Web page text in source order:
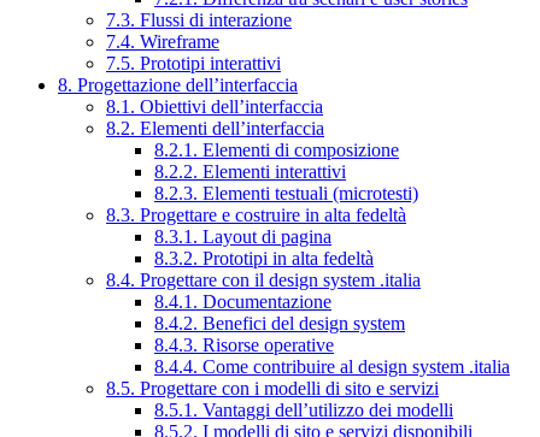
7.3. Flussi di interazione
7.4. Wireframe
7.5. Prototipi interattivi
8. Progettazione dell’interfaccia
8.1. Obiettivi dell’interfaccia
8.2. Elementi dell’interfaccia
8.2.1. Elementi di composizione
8.2.2. Elementi interattivi
8.2.3. Elementi testuali (microtesti)
8.3. Progettare e costruire in alta fedeltà
8.3.1. Layout di pagina
8.3.2. Prototipi in alta fedeltà
8.4. Progettare con il design system .italia
8.4.1. Documentazione
8.4.2. Benefici del design system
8.4.3. Risorse operative
8.4.4. Come contribuire al design system .italia
8.5. Progettare con i modelli di sito e servizi
8.5.1. Vantaggi dell’utilizzo dei modelli
8.5.2. I modelli di sito e servizi disponibili